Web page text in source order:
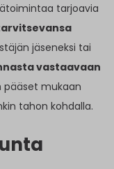
tarjoavia
jäseneksi tai
vastaavaan
mukaan
tahon kohdalla.